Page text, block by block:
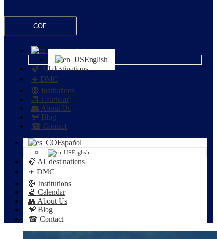
COP
Español
English
🍃 All destinations
✈️ DMC
🛟 Institutions
📆 Calendar
👥 About Us
🐒 Blog
☎ Contact
Español
English
🍃 All destinations
✈️ DMC
🛟 Institutions
📆 Calendar
👥 About Us
🐒 Blog
☎ Contact